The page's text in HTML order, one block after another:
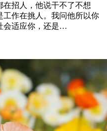
在招人，他说干不了不想
作在挑人。我问他所以你
会适应你，还是…